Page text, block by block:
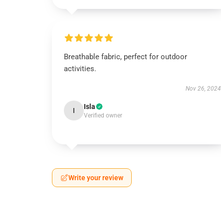
Breathable fabric, perfect for outdoor
activities.
Nov 26, 2024
I Isla
Verified owner
Write your review